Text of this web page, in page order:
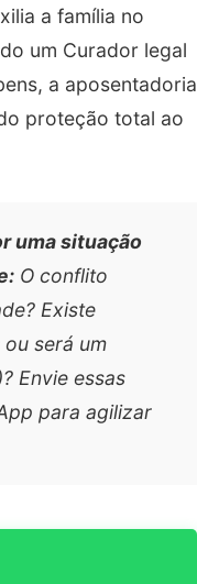
a família no
um Curador legal
a aposentadoria
proteção total ao
uma situação
O conflito
Existe
será um
Envie essas
para agilizar